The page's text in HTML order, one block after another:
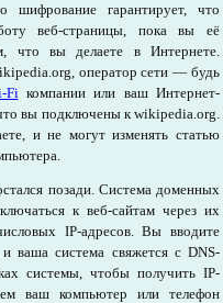
шифрование гарантирует, что
веб-страницы, пока вы её
что вы делаете в Интернете.
оператор сети — будь
Fiкомпании или ваш Интернет-
вы подключены к wikipedia.org.
и не могут изменять статью
позади. Система доменных
к веб-сайтам через их
IP-адресов. Вы вводите
ваша система свяжется с DNS-
системы, чтобы получить IP-
ваш компьютер или телефон